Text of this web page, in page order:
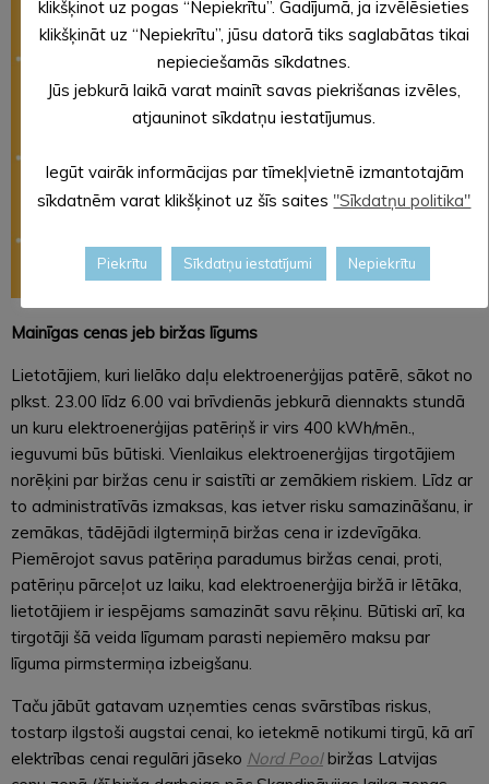
Mainīgas cenas jeb biržas līgums
Lietotājiem, kuri lielāko daļu elektroenerģijas patērē, sākot no
plkst. 23.00 līdz 6.00 vai brīvdienās jebkurā diennakts stundā
un kuru elektroenerģijas patēriņš ir virs 400 kWh/mēn.,
ieguvumi būs būtiski. Vienlaikus elektroenerģijas tirgotājiem
norēķini par biržas cenu ir saistīti ar zemākiem riskiem. Līdz ar
to administratīvās izmaksas, kas ietver risku samazināšanu, ir
zemākas, tādējādi ilgtermiņā biržas cena ir izdevīgāka.
Piemērojot savus patēriņa paradumus biržas cenai, proti,
patēriņu pārceļot uz laiku, kad elektroenerģija biržā ir lētāka,
lietotājiem ir iespējams samazināt savu rēķinu. Būtiski arī, ka
tirgotāji šā veida līgumam parasti nepiemēro maksu par
līguma pirmstermiņa izbeigšanu.
Taču jābūt gatavam uzņemties cenas svārstības riskus,
tostarp ilgstoši augstai cenai, ko ietekmē notikumi tirgū, kā arī
elektrības cenai regulāri jāseko Nord Pool biržas Latvijas
klikšķinot uz pogas “Nepiekrītu”. Gadījumā, ja izvēlēsieties
klikšķināt uz “Nepiekrītu”, jūsu datorā tiks saglabātas tikai
nepieciešamās sīkdatnes.
Jūs jebkurā laikā varat mainīt savas piekrišanas izvēles,
atjauninot sīkdatņu iestatījumus.
Iegūt vairāk informācijas par tīmekļvietnē izmantotajām
sīkdatnēm varat klikšķinot uz šīs saites "Sīkdatņu politika"
Piekrītu Sīkdatņu iestatījumi Nepiekrītu